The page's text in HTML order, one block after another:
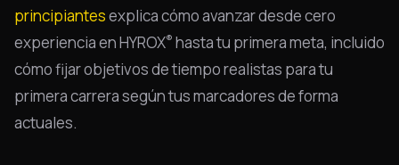
principiantesexplica cómo avanzar desde cero
experiencia en HYROX® hasta tu primera meta, incluido
cómo fijar objetivos de tiempo realistas para tu
primera carrera según tus marcadores de forma
actuales.